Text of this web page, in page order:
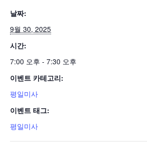
날짜:
9월 30, 2025
시간:
7:00 오후 - 7:30 오후
이벤트 카테고리:
평일미사
이벤트 태그:
평일미사